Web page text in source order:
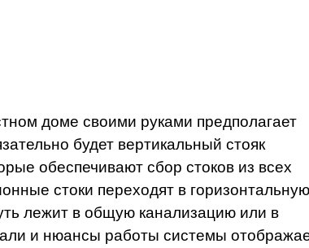
доме своими руками предполагает
будет вертикальный стояк
обеспечивают сбор стоков из всех
стоки переходят в горизонтальную
лежит в общую канализацию или в
и нюансы работы системы